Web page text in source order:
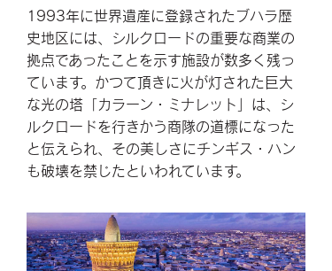
1993年に世界遺産に登録されたブハラ歴
史地区には、シルクロードの重要な商業の
拠点であったことを示す施設が数多く残っ
ています。かつて頂きに火が灯された巨大
な光の塔「カラーン・ミナレット」は、シ
ルクロードを行きかう商隊の道標になった
と伝えられ、その美しさにチンギス・ハン
も破壊を禁じたといわれています。